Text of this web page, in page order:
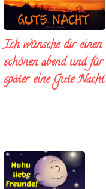
Ich wünsche dir einen
schönen abend und fúr
später eine Gute Nacht